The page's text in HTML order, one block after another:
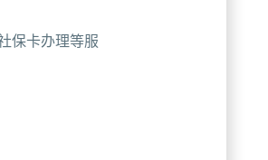
保卡办理等服